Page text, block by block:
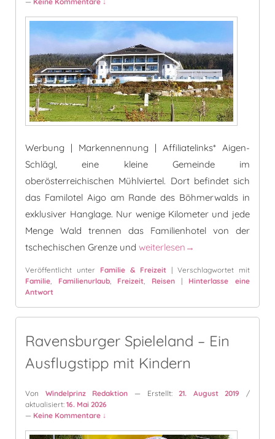
Werbung | Markennennung | Affiliatelinks* Aigen-
Schlägl, eine kleine Gemeinde im
oberösterreichischen Mühlviertel. Dort befindet sich
das Familotel Aigo am Rande des Böhmerwalds in
exklusiver Hanglage. Nur wenige Kilometer und jede
Menge Wald trennen das Familienhotel von der
tschechischen Grenze undUrlaub auf familisch im
weiterlesen →
Veröffentlicht unter Familie & Freizeit | Verschlagwortet mit
Familie, Familienurlaub, Freizeit, Reisen | Hinterlasse eine
Antwort
Ravensburger Spieleland – Ein
Ausflugstipp mit Kindern
Von Windelprinz Redaktion — Erstellt:21. August 2019 /
aktualisiert:16. Mai 2026
— Keine Kommentare ↓